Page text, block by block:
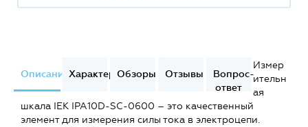
ОписаниеХарактеристики
Обзоры Отзывы
Вопрос-
ответ
Измер
ительн
ая
шкала IEK IPA10D-SC-0600 – это качественный
элемент для измерения силы тока в электроцепи.